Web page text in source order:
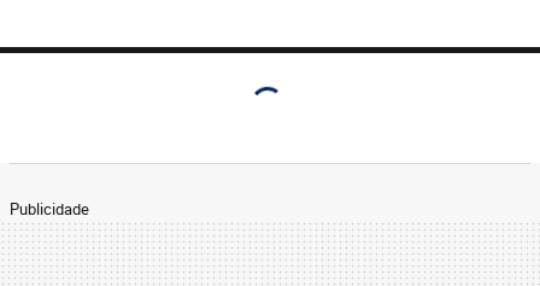
Publicidade